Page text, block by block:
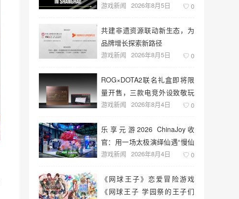
游戏新闻 2026年8月5日 0
共建非遗资源联动新生态，为
品牌增长探索新路径
游戏新闻 2026年8月5日 0
ROG×DOTA2联名礼盒即将限
量开售，三款电竞外设致敬玩
家青春记忆
游戏新闻 2026年8月4日 0
乐享元游2026 ChinaJoy收
官：用一场太极演绎仙遇“慢仙
侠”
游戏新闻 2026年8月4日 0
《网球王子》恋爱冒险游戏
《网球王子 学园祭的王子们